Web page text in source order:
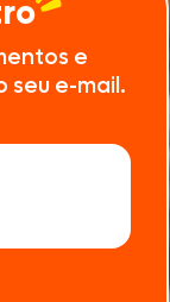
e
seu e-mail.